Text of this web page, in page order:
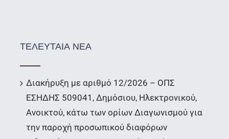
ΤΕΛΕΥΤΑΙΑ ΝΕΑ
Διακήρυξη με αριθμό 12/2026 – ΟΠΣ
ΕΣΗΔΗΣ 509041, Δημόσιου, Ηλεκτρονικού,
Ανοικτού, κάτω των ορίων Διαγωνισμού για
την παροχή προσωπικού διαφόρων